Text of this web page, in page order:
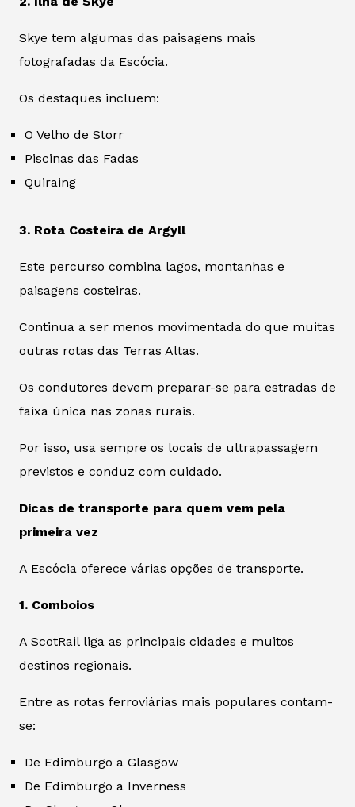
Skye tem algumas das paisagens mais
fotografadas da Escócia.
Os destaques incluem:
O Velho de Storr
Piscinas das Fadas
Quiraing
3. Rota Costeira de Argyll
Este percurso combina lagos, montanhas e
paisagens costeiras.
Continua a ser menos movimentada do que muitas
outras rotas das Terras Altas.
Os condutores devem preparar-se para estradas de
faixa única nas zonas rurais.
Por isso, usa sempre os locais de ultrapassagem
previstos e conduz com cuidado.
Dicas de transporte para quem vem pela
primeira vez
A Escócia oferece várias opções de transporte.
1. Comboios
A ScotRail liga as principais cidades e muitos
destinos regionais.
Entre as rotas ferroviárias mais populares contam-
se:
De Edimburgo a Glasgow
De Edimburgo a Inverness